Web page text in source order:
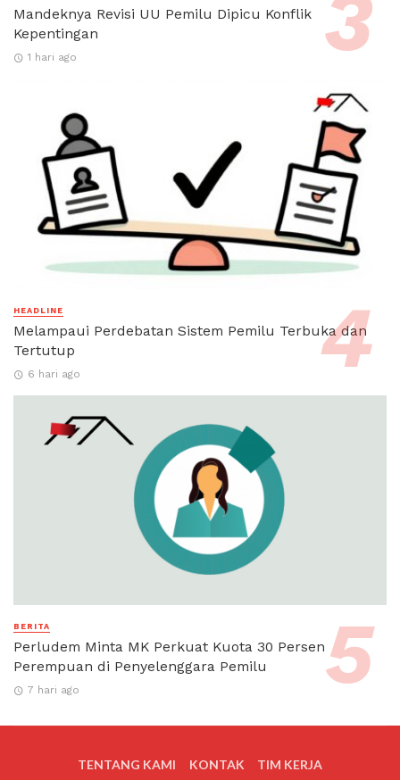
Mandeknya Revisi UU Pemilu Dipicu Konflik
Kepentingan
1 hari ago
HEADLINE
Melampaui Perdebatan Sistem Pemilu Terbuka dan
Tertutup
6 hari ago
BERITA
Perludem Minta MK Perkuat Kuota 30 Persen
Perempuan di Penyelenggara Pemilu
7 hari ago
TENTANG KAMI KONTAK TIM KERJA